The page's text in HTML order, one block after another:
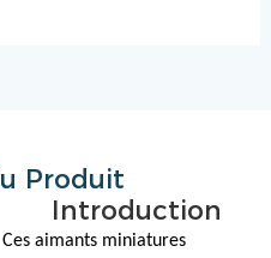
Produit
Introduction
Ces aimants miniatures